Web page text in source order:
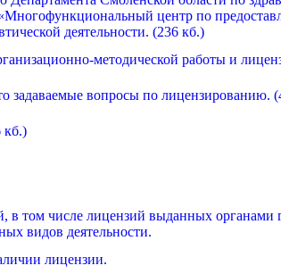
центр по
деятельности. (236 кб.)
методической работы и
задаваемые вопросы по лицензированию.
кб.)
в том числе лицензий выданных органами
видов деятельности.
лицензии.